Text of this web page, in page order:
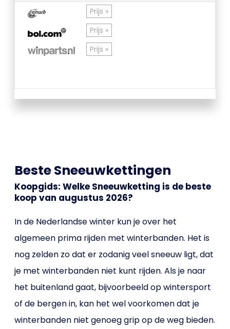
Prijs »
Prijs »
Prijs »
Beste Sneeuwkettingen
Koopgids: Welke Sneeuwketting is de beste
koop van augustus 2026?
In de Nederlandse winter kun je over het
algemeen prima rijden met winterbanden. Het is
nog zelden zo dat er zodanig veel sneeuw ligt, dat
je met winterbanden niet kunt rijden. Als je naar
het buitenland gaat, bijvoorbeeld op wintersport
of de bergen in, kan het wel voorkomen dat je
winterbanden niet genoeg grip op de weg bieden.